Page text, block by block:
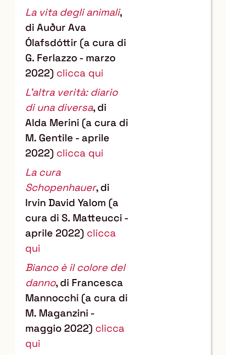
La vita degli animali,
di Auður Ava
Ólafsdóttir (a cura di
G. Ferlazzo - marzo
2022) clicca qui
L'altra verità: diario
di una diversa, di
Alda Merini (a cura di
M. Gentile - aprile
2022) clicca qui
La cura
Schopenhauer, di
Irvin David Yalom (a
cura di S. Matteucci -
aprile 2022) clicca
qui
Bianco è il colore del
danno, di Francesca
Mannocchi (a cura di
M. Maganzini -
maggio 2022) clicca
qui